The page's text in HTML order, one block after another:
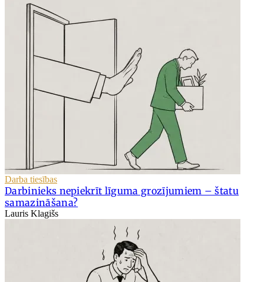
Darba tiesības
Darbinieks nepiekrīt līguma grozījumiem – štatu
samazināšana?
Lauris Klagišs